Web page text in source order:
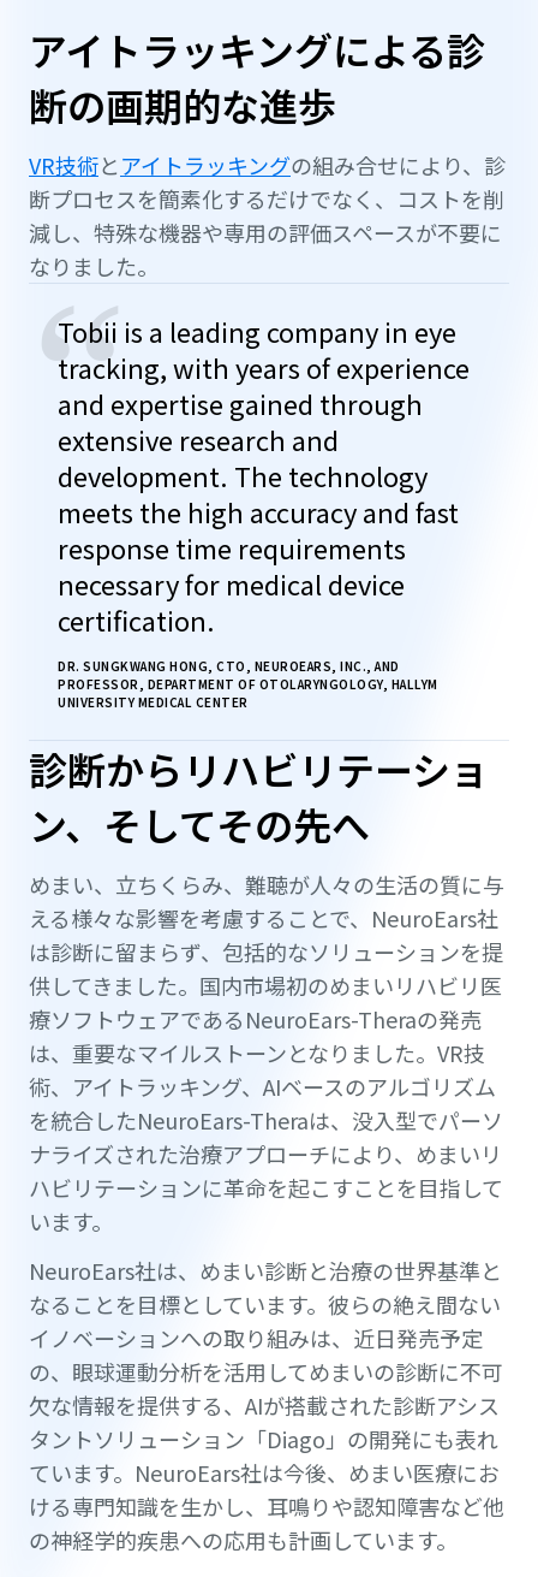
アイトラッキングによる診
断の画期的な進歩
VR技術とアイトラッキングの組み合せにより、診
断プロセスを簡素化するだけでなく、コストを削
減し、特殊な機器や専用の評価スペースが不要に
なりました。
“
Tobii is a leading company in eye
tracking, with years of experience
and expertise gained through
extensive research and
development. The technology
meets the high accuracy and fast
response time requirements
necessary for medical device
certification.
DR. SUNGKWANG HONG, CTO, NEUROEARS, INC., AND
PROFESSOR, DEPARTMENT OF OTOLARYNGOLOGY, HALLYM
UNIVERSITY MEDICAL CENTER
診断からリハビリテーショ
ン、そしてその先へ
めまい、立ちくらみ、難聴が人々の生活の質に与
える様々な影響を考慮することで、NeuroEars社
は診断に留まらず、包括的なソリューションを提
供してきました。国内市場初のめまいリハビリ医
療ソフトウェアであるNeuroEars-Theraの発売
は、重要なマイルストーンとなりました。VR技
術、アイトラッキング、AIベースのアルゴリズム
を統合したNeuroEars-Theraは、没入型でパーソ
ナライズされた治療アプローチにより、めまいリ
ハビリテーションに革命を起こすことを目指して
います。
NeuroEars社は、めまい診断と治療の世界基準と
なることを目標としています。彼らの絶え間ない
イノベーションへの取り組みは、近日発売予定
の、眼球運動分析を活用してめまいの診断に不可
欠な情報を提供する、AIが搭載された診断アシス
タントソリューション「Diago」の開発にも表れ
ています。NeuroEars社は今後、めまい医療にお
ける専門知識を生かし、耳鳴りや認知障害など他
の神経学的疾患への応用も計画しています。